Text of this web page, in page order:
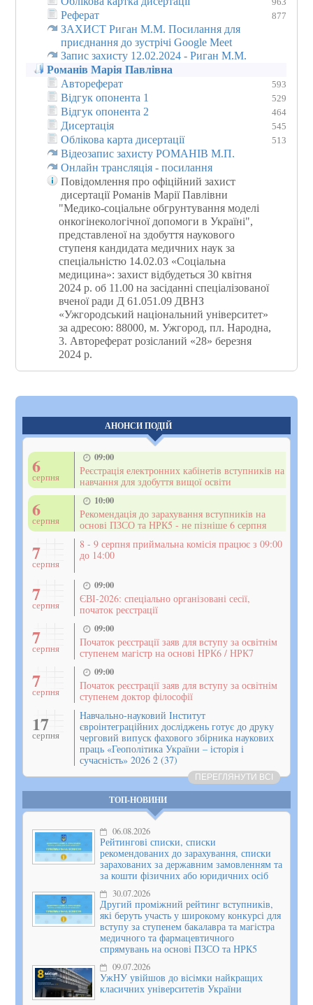
Реферат 877
ЗАХИСТ Риган М.М. Посилання для
приєднання до зустрічі Google Meet
Запис захисту 12.02.2024 - Риган М.М.
Романів Марія Павлівна
Автореферат
593
Відгук опонента 1 529
Відгук опонента 2 464
Дисертація 545
Облікова карта дисертації 513
Відеозапис захисту РОМАНІВ М.П.
Онлайн трансляція - посилання
Повідомлення про офіційний захист
дисертації Романів Марії Павлівни
"Медико-соціальне обгрунтування моделі
онкогінекологічної допомоги в Україні",
представленої на здобуття наукового
ступеня кандидата медичних наук за
спеціальністю 14.02.03 «Соціальна
медицина»: захист відбудеться 30 квітня
2024 р. об 11.00 на засіданні спеціалізованої
вченої ради Д 61.051.09 ДВНЗ
«Ужгородський національний університет»
за адресою: 88000, м. Ужгород, пл. Народна,
3. Автореферат розісланий «28» березня
2024 р.
АНОНСИ ПОДІЙ
6
серпня
09:00
Реєстрація електронних кабінетів вступників на
навчання для здобуття вищої освіти
6
серпня
10:00
Рекомендація до зарахування вступників на
основі ПЗСО та НРК5 - не пізніше 6 серпня
7
серпня
8 - 9 серпня приймальна комісія працює з 09:00
до 14:00
7
серпня
09:00
ЄВІ-2026: спеціально організовані сесії,
початок реєстрації
7
серпня
09:00
Початок реєстрації заяв для вступу за освітнім
ступенем магістр на основі НРК6 / НРК7
7
серпня
09:00
Початок реєстрації заяв для вступу за освітнім
ступенем доктор філософії
17
серпня
Навчально-науковий Інститут
євроінтеграційних досліджень готує до друку
черговий випуск фахового збірника наукових
праць «Геополітика України – історія і
сучасність» 2026 2 (37)
ПЕРЕГЛЯНУТИ ВСІ
ТОП-НОВИНИ
06.08.2026
Рейтингові списки, списки
рекомендованих до зарахування, списки
зарахованих за державним замовленням та
за кошти фізичних або юридичних осіб
30.07.2026
Другий проміжний рейтинг вступників,
які беруть участь у широкому конкурсі для
вступу за ступенем бакалавра та магістра
медичного та фармацевтичного
спрямувань на основі ПЗСО та НРК5
09.07.2026
УжНУ увійшов до вісімки найкращих
класичних університетів України